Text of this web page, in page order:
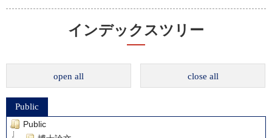
インデックスツリー
open all close all
Public
Public